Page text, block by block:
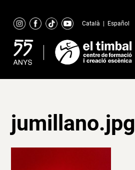
content
Català Español
jumillano.jpg